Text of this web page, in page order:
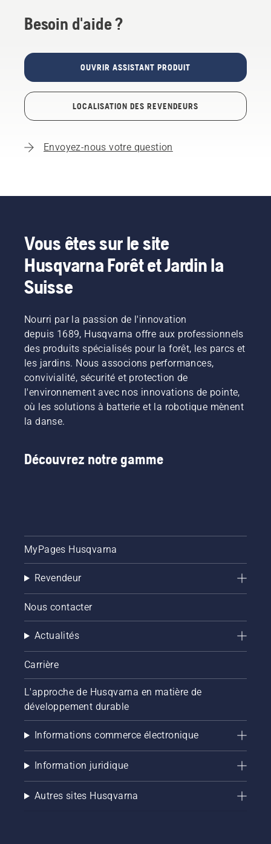
Besoin d'aide ?
OUVRIR ASSISTANT PRODUIT
LOCALISATION DES REVENDEURS
Envoyez-nous votre question
Vous êtes sur le site
Husqvarna Forêt et Jardin la
Suisse
Nourri par la passion de l'innovation
depuis 1689, Husqvarna offre aux professionnels
des produits spécialisés pour la forêt, les parcs et
les jardins. Nous associons performances,
convivialité, sécurité et protection de
l'environnement avec nos innovations de pointe,
où les solutions à batterie et la robotique mènent
la danse.
Découvrez notre gamme
MyPages Husqvarna
Revendeur
Nous contacter
Actualités
Carrière
L'approche de Husqvarna en matière de
développement durable
Informations commerce électronique
Information juridique
Autres sites Husqvarna